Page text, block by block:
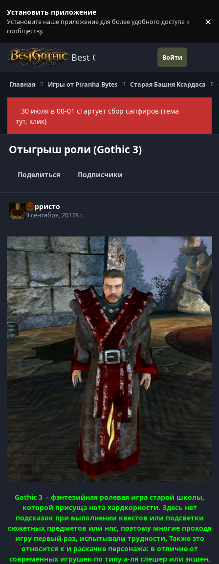
Установить приложение
Установите наше приложение для более удобного доступа к
сообществу.
×
Best Gothic Forums Войти
Главная Игры от Piranha Bytes Старая Башня Ксардаса
30 июля в 00-01 стартует сбор сапфиров (тема
тут, клик)
Отыгрыш роли (Gothic 3)
Поделиться Подписчики
Корристо
3 сентября, 20178 г.
Gothic 3 - фэнтезийная ролевая игра старой школы,
которой присуща нота хардкорности. Здесь нет
подсказок при выполнении квестов или подсветки
сюжетных предметов или нпс, поэтому многие проходя
игру первый раз, испытывали трудности. Также это
относится к и раскачке персонажа: в отличие от
современных игрушек по типу а-ля слешер или экшен,